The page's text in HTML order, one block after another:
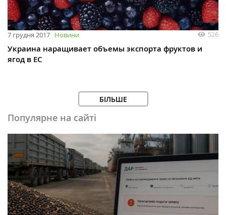
7 грудня 2017 Новини 526
Украина наращивает объемы экспорта фруктов и
ягод в ЕС
БІЛЬШЕ
Популярне на сайті